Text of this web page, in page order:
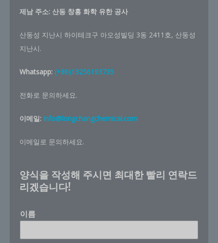
제남 주소: 산동 창홍 화학 유한 공사
산둥성 지난시 하이테크구 아오성빌딩 3동 2411호, 산둥성
지난시.
Whatsapp: (+86)13256193735
전화로 문의하세요.
이메일: info@longchangchemical.com
이메일로 문의하세요.
양식을 작성해 주시면 최대한 빨리 연락드
리겠습니다!
이름